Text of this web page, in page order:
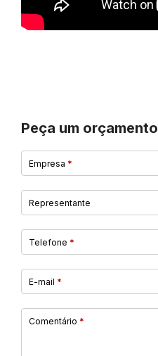
Peça um orçamento
Empresa *
Representante
Telefone *
E-mail *
Comentário *